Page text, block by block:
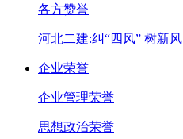
各方赞誉
河北二建:纠“四风” 树新风
企业荣誉
企业管理荣誉
思想政治荣誉